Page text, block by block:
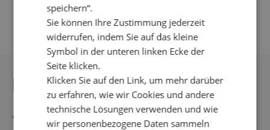
DAS KÖNNTE IHNEN
AUCH GEFALLEN
speichern“.
Sie können Ihre Zustimmung jederzeit
widerrufen, indem Sie auf das kleine
Symbol in der unteren linken Ecke der
Seite klicken.
Klicken Sie auf den Link, um mehr darüber
zu erfahren, wie wir Cookies und andere
technische Lösungen verwenden und wie
wir personenbezogene Daten sammeln